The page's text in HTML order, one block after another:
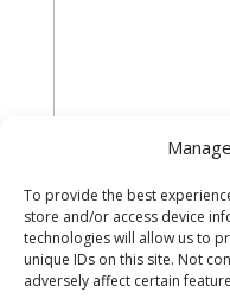
To provide the best
store and/or access device
technologies will allow us to
unique IDs on this site. Not
adversely affect certain